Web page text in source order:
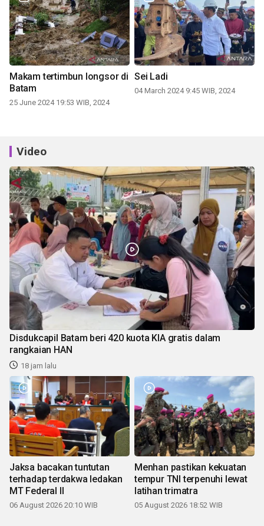
Makam tertimbun longsor di
Batam
25 June 2024 19:53 WIB, 2024
Sei Ladi
04 March 2024 9:45 WIB, 2024
Video
Disdukcapil Batam beri 420 kuota KIA gratis dalam
rangkaian HAN
18 jam lalu
Jaksa bacakan tuntutan
terhadap terdakwa ledakan
MT Federal II
06 August 2026 20:10 WIB
Menhan pastikan kekuatan
tempur TNI terpenuhi lewat
latihan trimatra
05 August 2026 18:52 WIB